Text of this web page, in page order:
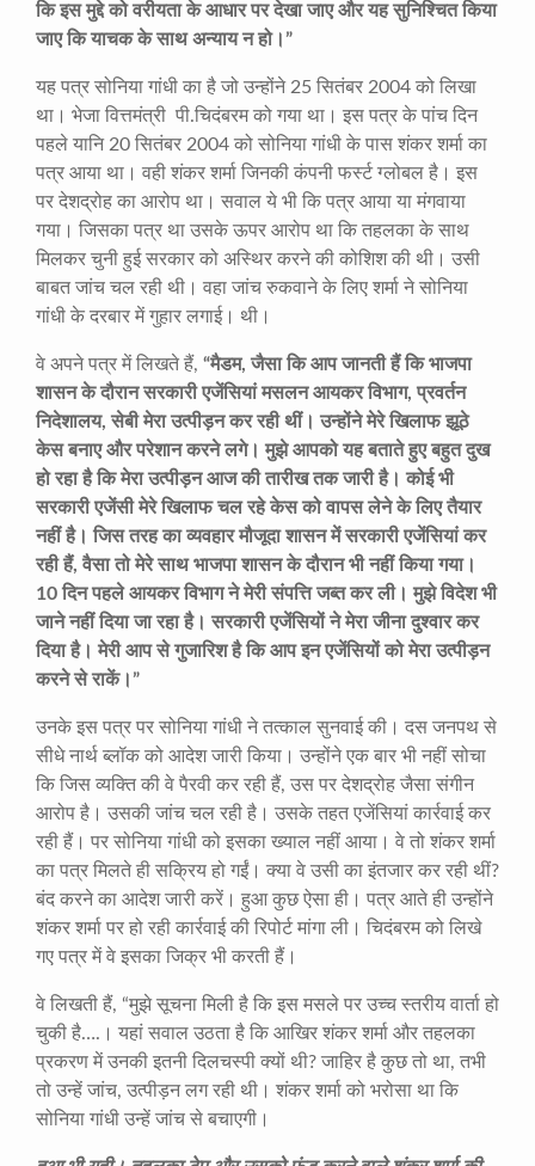
कि इस मुद्दे को वरीयता के आधार पर देखा जाए और यह सुनिश्चित किया
जाए कि याचक के साथ अन्याय न हो।”
यह पत्र सोनिया गांधी का है जो उन्होंने 25 सितंबर 2004 को लिखा
था। भेजा वित्तमंत्री पी.चिदंबरम को गया था। इस पत्र के पांच दिन
पहले यानि 20 सितंबर 2004 को सोनिया गांधी के पास शंकर शर्मा का
पत्र आया था। वही शंकर शर्मा जिनकी कंपनी फर्स्ट ग्लोबल है। इस
पर देशद्रोह का आरोप था। सवाल ये भी कि पत्र आया या मंगवाया
गया। जिसका पत्र था उसके ऊपर आरोप था कि तहलका के साथ
मिलकर चुनी हुई सरकार को अस्थिर करने की कोशिश की थी। उसी
बाबत जांच चल रही थी। वहा जांच रुकवाने के लिए शर्मा ने सोनिया
गांधी के दरबार में गुहार लगाई। थी।
वे अपने पत्र में लिखते हैं, “मैडम,जैसा कि आप जानती हैं कि भाजपा
शासन के दौरान सरकारी एजेंसियां मसलन आयकर विभाग,प्रवर्तन
निदेशालय,सेबी मेरा उत्पीड़न कर रही थीं। उन्होंने मेरे खिलाफ झूठे
केस बनाए और परेशान करने लगे। मुझे आपको यह बताते हुए बहुत दुख
हो रहा है कि मेरा उत्पीड़न आज की तारीख तक जारी है। कोई भी
सरकारी एजेंसी मेरे खिलाफ चल रहे केस को वापस लेने के लिए तैयार
नहीं है। जिस तरह का व्यवहार मौजूदा शासन में सरकारी एजेंसियां कर
रही हैं,वैसा तो मेरे साथ भाजपा शासन के दौरान भी नहीं किया गया।
10दिन पहले आयकर विभाग ने मेरी संपत्ति जब्त कर ली। मुझे विदेश भी
जाने नहीं दिया जा रहा है। सरकारी एजेंसियों ने मेरा जीना दुश्वार कर
दिया है। मेरी आप से गुजारिश है कि आप इन एजेंसियों को मेरा उत्पीड़न
करने से राकें।”
उनके इस पत्र पर सोनिया गांधी ने तत्काल सुनवाई की। दस जनपथ से
सीधे नार्थ ब्लॉक को आदेश जारी किया। उन्होंने एक बार भी नहीं सोचा
कि जिस व्यक्ति की वे पैरवी कर रही हैं, उस पर देशद्रोह जैसा संगीन
आरोप है। उसकी जांच चल रही है। उसके तहत एजेंसियां कार्रवाई कर
रही हैं। पर सोनिया गांधी को इसका ख्याल नहीं आया। वे तो शंकर शर्मा
का पत्र मिलते ही सक्रिय हो गईं। क्या वे उसी का इंतजार कर रही थीं?
बंद करने का आदेश जारी करें। हुआ कुछ ऐसा ही। पत्र आते ही उन्होंने
शंकर शर्मा पर हो रही कार्रवाई की रिपोर्ट मांगा ली। चिदंबरम को लिखे
गए पत्र में वे इसका जिक्र भी करती हैं।
वे लिखती हैं, “मुझे सूचना मिली है कि इस मसले पर उच्च स्तरीय वार्ता हो
चुकी है….। यहां सवाल उठता है कि आखिर शंकर शर्मा और तहलका
प्रकरण में उनकी इतनी दिलचस्पी क्यों थी? जाहिर है कुछ तो था, तभी
तो उन्हें जांच, उत्पीड़न लग रही थी। शंकर शर्मा को भरोसा था कि
सोनिया गांधी उन्हें जांच से बचाएगी।